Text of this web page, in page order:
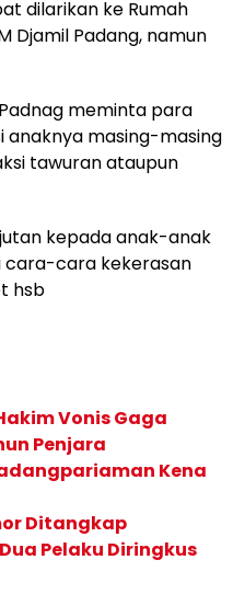
dilarikan ke Rumah
Djamil Padang, namun
meminta para
anaknya masing-masing
tawuran ataupun
kepada anak-anak
cara-cara kekerasan
hsb
Vonis Gaga
Penjara
Kena
Ditangkap
Pelaku Diringkus